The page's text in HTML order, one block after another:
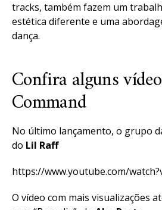
tracks, também fazem um
estética diferente e uma
dança.
Confira alguns
Command
No último lançamento, o grupo
do Lil Raff
https://www.youtube.com/
O vídeo com mais visualizações